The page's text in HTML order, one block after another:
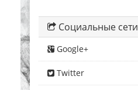
Социальные сети
Google+
Twitter